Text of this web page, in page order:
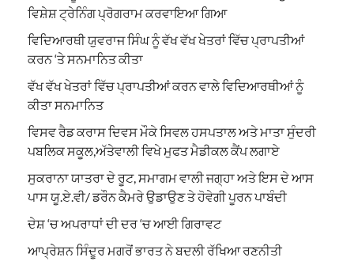
ਵਿਸ਼ੇਸ਼ ਟ੍ਰੇਨਿੰਗ ਪ੍ਰੋਗਰਾਮ ਕਰਵਾਇਆ ਗਿਆ
ਵਿਦਿਆਰਥੀ ਯੁਵਰਾਜ ਸਿੰਘ ਨੂੰ ਵੱਖ ਵੱਖ ਖੇਤਰਾਂ ਵਿੱਚ ਪ੍ਰਾਪਤੀਆਂ
ਕਰਨ ‘ਤੇ ਸਨਮਾਨਿਤ ਕੀਤਾ
ਵੱਖ ਵੱਖ ਖੇਤਰਾਂ ਵਿੱਚ ਪ੍ਰਾਪਤੀਆਂ ਕਰਨ ਵਾਲੇ ਵਿਦਿਆਰਥੀਆਂ ਨੂੰ
ਕੀਤਾ ਸਨਮਾਨਿਤ
ਵਿਸਵ ਰੈਡ ਕਰਾਸ ਦਿਵਸ ਮੌਕੇ ਸਿਵਲ ਹਸਪਤਾਲ ਅਤੇ ਮਾਤਾ ਸੁੰਦਰੀ
ਪਬਲਿਕ ਸਕੂਲ,ਅੱਤੇਵਾਲੀ ਵਿਖੇ ਮੁਫਤ ਮੈਡੀਕਲ ਕੈਂਪ ਲਗਾਏ
ਸੁਕਰਾਨਾ ਯਾਤਰਾ ਦੇ ਰੂਟ, ਸਮਾਗਮ ਵਾਲੀ ਜਗ੍ਹਾ ਅਤੇ ਇਸ ਦੇ ਆਸ
ਪਾਸ ਯੂ.ਏ.ਵੀ/ ਡਰੌਨ ਕੈਮਰੇ ਉਡਾਉਣ ਤੇ ਹੋਵੇਗੀ ਪੂਰਨ ਪਾਬੰਦੀ
ਦੇਸ਼ ‘ਚ ਅਪਰਾਧਾਂ ਦੀ ਦਰ ‘ਚ ਆਈ ਗਿਰਾਵਟ
ਆਪ੍ਰੇਸ਼ਨ ਸਿੰਦੂਰ ਮਗਰੋਂ ਭਾਰਤ ਨੇ ਬਦਲੀ ਰੱਖਿਆ ਰਣਨੀਤੀ